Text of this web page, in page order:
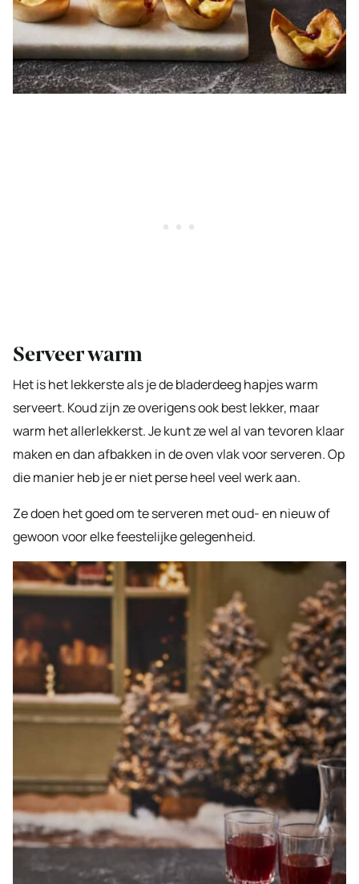
Serveer warm
Het is het lekkerste als je de bladerdeeg hapjes warm
serveert. Koud zijn ze overigens ook best lekker, maar
warm het allerlekkerst. Je kunt ze wel al van tevoren klaar
maken en dan afbakken in de oven vlak voor serveren. Op
die manier heb je er niet perse heel veel werk aan.
Ze doen het goed om te serveren met oud- en nieuw of
gewoon voor elke feestelijke gelegenheid.